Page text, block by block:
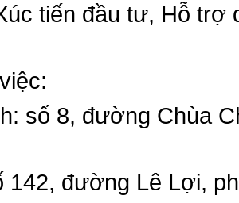
tiến đầu tư, Hỗ trợ
số 8, đường Chùa
142, đường Lê Lợi,